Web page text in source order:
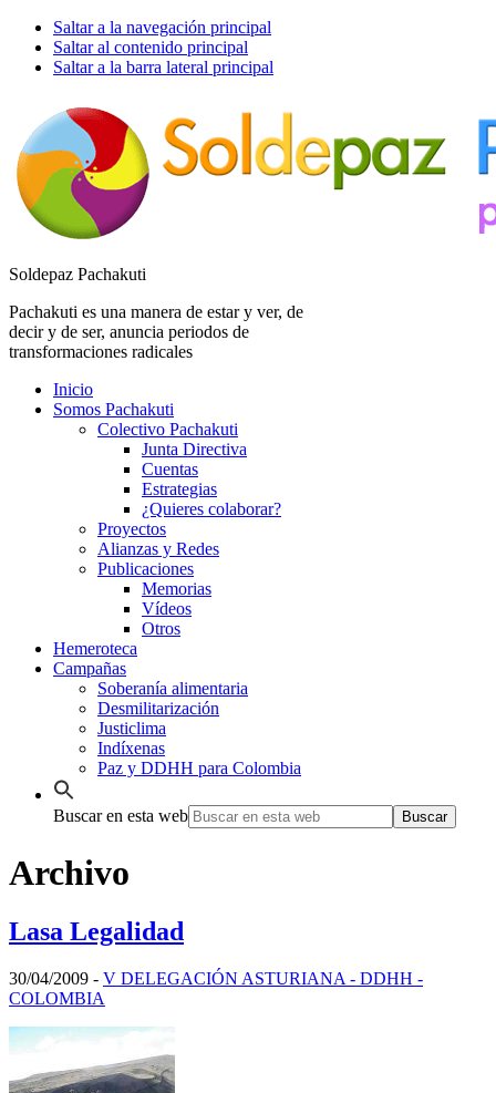
Saltar a la navegación principal
Saltar al contenido principal
Saltar a la barra lateral principal
Soldepaz Pachakuti
Pachakuti es una manera de estar y ver, de
decir y de ser, anuncia periodos de
transformaciones radicales
Inicio
Somos Pachakuti
Colectivo Pachakuti
Junta Directiva
Cuentas
Estrategias
¿Quieres colaborar?
Proyectos
Alianzas y Redes
Publicaciones
Memorias
Vídeos
Otros
Hemeroteca
Campañas
Soberanía alimentaria
Desmilitarización
Justiclima
Indíxenas
Paz y DDHH para Colombia
Buscar en esta web
Archivo
Lasa Legalidad
30/04/2009 - V DELEGACIÓN ASTURIANA - DDHH -
COLOMBIA